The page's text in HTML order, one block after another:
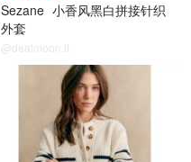
Sezane 小香风黑白拼接针织
外套
@dealmoon.it